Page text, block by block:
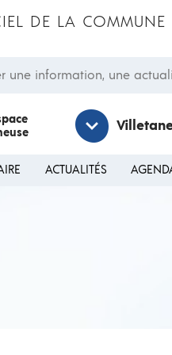
DE LA COMMUNE
information, une
ACTUALITÉS